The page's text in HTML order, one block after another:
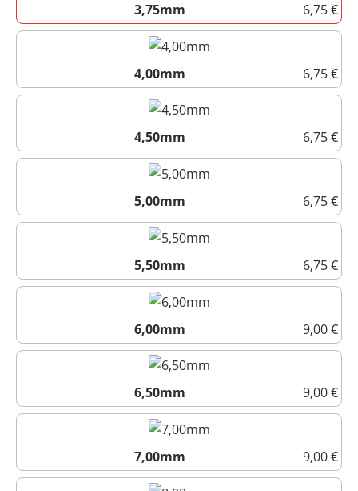
3,75mm
6,75 €
3,75mm
4,00mm
6,75 €
4,00mm
4,50mm
6,75 €
4,50mm
5,00mm
6,75 €
5,00mm
5,50mm
6,75 €
5,50mm
6,00mm
9,00 €
6,00mm
6,50mm
9,00 €
6,50mm
7,00mm
9,00 €
7,00mm